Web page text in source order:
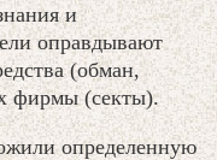
и
оправдывают
(обман,
фирмы (секты).
определенную